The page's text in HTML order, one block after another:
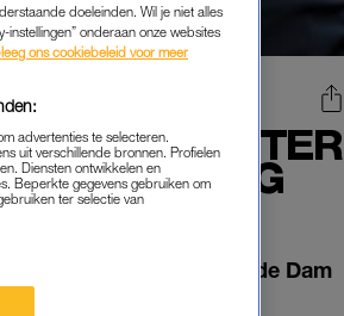
AAN PETER
André Hazes Sr. op de Dam
doeleinden. Wil je niet alles
instellingen” onderaan onze websites
ons cookiebeleid voor meer
advertenties te selecteren.
uit verschillende bronnen. Profielen
Diensten ontwikkelen en
Beperkte gegevens gebruiken om
ter selectie van